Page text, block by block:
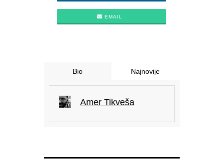
EMAIL
Bio Najnovije
Amer Tikveša